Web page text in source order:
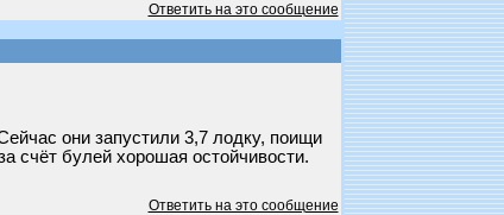
Ответить на это сообщение
они запустили 3,7 лодку, поищи
счёт булей хорошая остойчивости.
Ответить на это сообщение